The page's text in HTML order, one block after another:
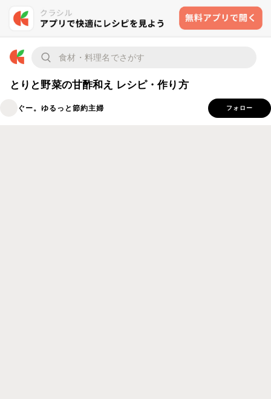
とりと野菜の甘酢和え レシピ・作り方
ぐー。ゆるっと節約主婦 フォロー